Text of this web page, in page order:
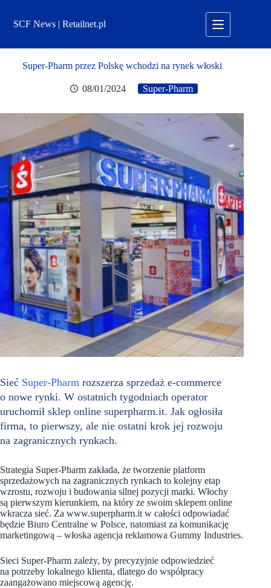
treściSCF News | Retailnet.pl
Super-Pharm przez Polskę wchodzi na rynek włoski
08/01/2024 Super-Pharm
Sieć Super-Pharm rozszerza sprzedaż e-commerce
o nowe rynki. W ostatnich tygodniach operator
uruchomił sklep online superpharm.it. Jak ogłosiła
firma, to pierwszy, ale nie ostatni krok jej rozwoju
na zagranicznych rynkach.
Strategia Super-Pharm zakłada, że tworzenie platform
sprzedażowych na zagranicznych rynkach to kolejny etap
wzrostu, rozwoju i budowania silnej pozycji marki. Włochy
są pierwszym kierunkiem, na który ze swoim sklepem online
wkracza sieć. Za www.superpharm.it w całości odpowiadać
będzie Biuro Centralne w Polsce, natomiast za komunikację
marketingową – włoska agencja reklamowa Gummy Industries.
Sieci Super-Pharm zależy, by precyzyjnie odpowiedzieć
na potrzeby lokalnego klienta, dlatego do współpracy
zaangażowano miejscową agencję.